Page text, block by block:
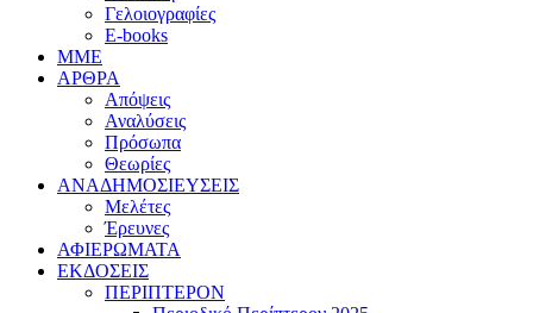
Γελοιογραφίες
E-books
MME
ΑΡΘΡΑ
Απόψεις
Αναλύσεις
Πρόσωπα
Θεωρίες
ΑΝΑΔΗΜΟΣΙΕΥΣΕΙΣ
Μελέτες
Έρευνες
ΑΦΙΕΡΩΜΑΤΑ
ΕΚΔΟΣΕΙΣ
ΠΕΡΙΠΤΕΡΟΝ